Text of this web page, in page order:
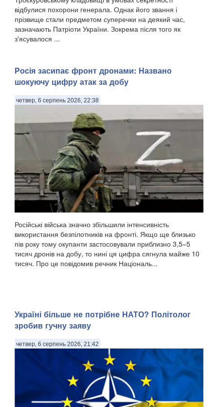
відбулися похорони генерала. Однак його звання і
прізвище стали предметом суперечки на деякий час,
зазначають Патріоти України. Зокрема після того як
з'ясувалося ...
Росія засипає фронт дронами: Названо
шокуючу цифру атак за добу
четвер, 6 серпень 2026, 22:38
Російські війська значно збільшили інтенсивність
використання безпілотників на фронті. Якщо ще близько
пів року тому окупанти застосовували приблизно 3,5–5
тисяч дронів на добу, то нині ця цифра сягнула майже 10
тисяч. Про це повідомив речник Національ...
Україні більше не потрібне НАТО? Політолог
зробив гучну заяву
четвер, 6 серпень 2026, 21:42